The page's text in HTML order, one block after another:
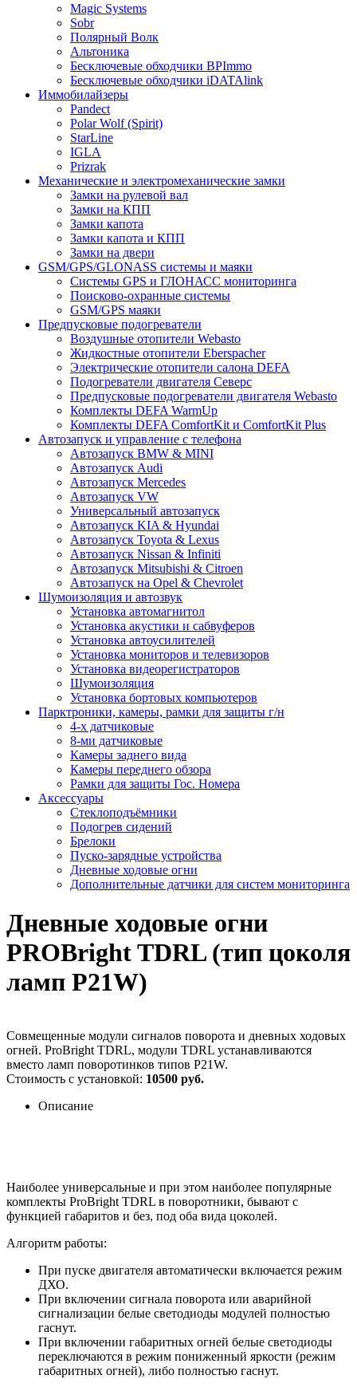
Magic Systems
Sobr
Полярный Волк
Альтоника
Бесключевые обходчики BPImmo
Бесключевые обходчики iDATAlink
Иммобилайзеры
Pandect
Polar Wolf (Spirit)
StarLine
IGLA
Prizrak
Механические и электромеханические замки
Замки на рулевой вал
Замки на КПП
Замки капота
Замки капота и КПП
Замки на двери
GSM/GPS/GLONASS системы и маяки
Системы GPS и ГЛОНАСС мониторинга
Поисково-охранные системы
GSM/GPS маяки
Предпусковые подогреватели
Воздушные отопители Webasto
Жидкостные отопители Eberspacher
Электрические отопители салона DEFA
Подогреватели двигателя Северс
Предпусковые подогреватели двигателя Webasto
Комплекты DEFA WarmUp
Комплекты DEFA ComfortKit и ComfortKit Plus
Автозапуск и управление с телефона
Автозапуск BMW & MINI
Автозапуск Audi
Автозапуск Mercedes
Автозапуск VW
Универсальный автозапуск
Автозапуск KIA & Hyundai
Автозапуск Toyota & Lexus
Автозапуск Nissan & Infiniti
Автозапуск Mitsubishi & Citroen
Автозапуск на Opel & Chevrolet
Шумоизоляция и автозвук
Установка автомагнитол
Установка акустики и сабвуферов
Установка автоусилителей
Установка мониторов и телевизоров
Установка видеорегистраторов
Шумоизоляция
Установка бортовых компьютеров
Парктроники, камеры, рамки для защиты г/н
4-х датчиковые
8-ми датчиковые
Камеры заднего вида
Камеры переднего обзора
Рамки для защиты Гос. Номера
Аксессуары
Стеклоподъёмники
Подогрев сидений
Брелоки
Пуско-зарядные устройства
Дневные ходовые огни
Дополнительные датчики для систем мониторинга
Дневные ходовые огни
PROBright TDRL (тип цоколя
ламп P21W)
Совмещенные модули сигналов поворота и дневных ходовых
огней. ProBright TDRL, модули TDRL устанавливаются
вместо ламп поворотинков типов P21W.
Стоимость с установкой: 10500 руб.
Описание
Наиболее универсальные и при этом наиболее популярные
комплекты ProBright TDRL в поворотники, бывают с
функцией габаритов и без, под оба вида цоколей.
Алгоритм работы:
При пуске двигателя автоматически включается режим
ДХО.
При включении сигнала поворота или аварийной
сигнализации белые светодиоды модулей полностью
гаснут.
При включении габаритных огней белые светодиоды
переключаются в режим пониженный яркости (режим
габаритных огней), либо полностью гаснут.